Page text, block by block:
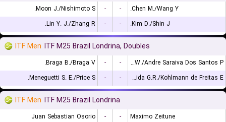
Moon J./Nishimoto S. - -
Chen M./Wang Y.
Lin Y. J./Zhang R.
- - Kim D./Shin J.
ITF Men ITF M25 Brazil Londrina, Doubles
Braga B./Braga V. - -
Leite W./Andre Saraiva Dos Santos P.
Meneguetti S. E./Price S.
- - de Almeida G.R./Kohlmann de Freitas E.
ITF Men ITF M25 Brazil Londrina
Juan Sebastian Osorio - - Maximo Zeitune